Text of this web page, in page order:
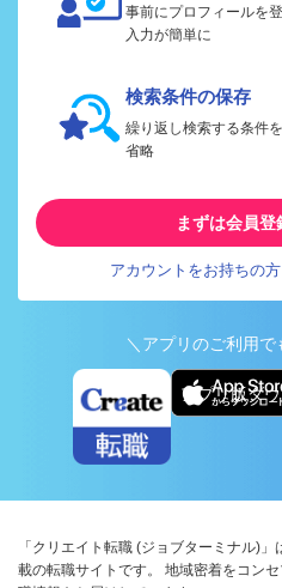
事前にプロフィールを
入力が簡単に
検索条件の保存
繰り返し検索する条件
省略
まずは会員登
アカウントをお持ちの
＼アプリのご利用で
アプリ版ダ
「クリエイト転職 (ジョブターミナル)
載の転職サイトです。 地域密着をコン